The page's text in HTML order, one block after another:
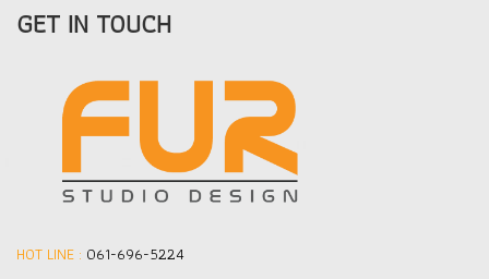
GET IN TOUCH
HOT LINE : 061-696-5224